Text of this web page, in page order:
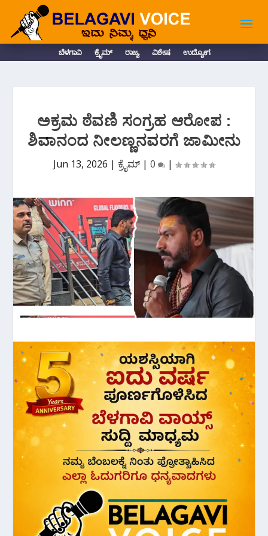
ಬೆಳಗಾವಿ ಕ್ರೈಮ್ ರಾಜ್ಯ ವಿಶೇಷ ಉದ್ಯೋಗ
ಅಕ್ರಮ ಠೆವಣಿ ಸಂಗ್ರಹ ಆರೋಪ :
ಶಿವಾನಂದ ನೀಲಣ್ಣನವರಗೆ ಜಾಮೀನು
Jun 13, 2026 | ಕ್ರೈಮ್| 0 |